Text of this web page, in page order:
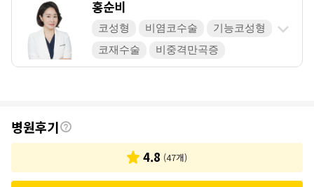
홍순비
코성형 비염코수술
기능코성형
코재수술
비중격만곡증
후
기
병원후기
4.8 (47개)